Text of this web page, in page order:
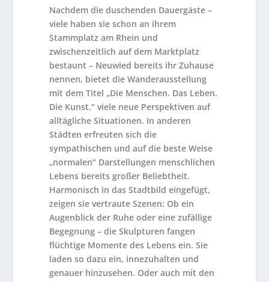
Nachdem die duschenden Dauergäste –
viele haben sie schon an ihrem
Stammplatz am Rhein und
zwischenzeitlich auf dem Marktplatz
bestaunt – Neuwied bereits ihr Zuhause
nennen, bietet die Wanderausstellung
mit dem Titel „Die Menschen. Das Leben.
Die Kunst.“ viele neue Perspektiven auf
alltägliche Situationen. In anderen
Städten erfreuten sich die
sympathischen und auf die beste Weise
„normalen“ Darstellungen menschlichen
Lebens bereits großer Beliebtheit.
Harmonisch in das Stadtbild eingefügt,
zeigen sie vertraute Szenen: Ob ein
Augenblick der Ruhe oder eine zufällige
Begegnung – die Skulpturen fangen
flüchtige Momente des Lebens ein. Sie
laden so dazu ein, innezuhalten und
genauer hinzusehen. Oder auch mit den